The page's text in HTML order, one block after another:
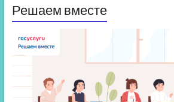
Решаем вместе